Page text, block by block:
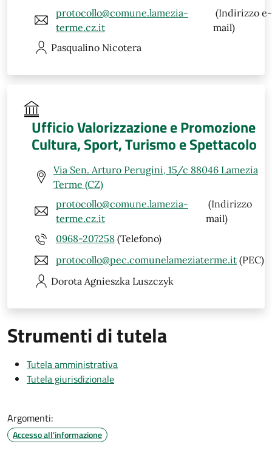
protocollo@comune.lamezia-
terme.cz.it
(Indirizzo e-
mail)
Pasqualino Nicotera
Ufficio Valorizzazione e Promozione
Cultura, Sport, Turismo e Spettacolo
Via Sen. Arturo Perugini, 15/c 88046 Lamezia
Terme (CZ)
protocollo@comune.lamezia-
terme.cz.it
(Indirizzo
mail)
0968-207258 (Telefono)
protocollo@pec.comunelameziaterme.it (PEC)
Dorota Agnieszka Luszczyk
Strumenti di tutela
Tutela amministrativa
Tutela giurisdizionale
Argomenti:
Accesso all'informazione